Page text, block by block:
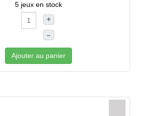
5 jeux en stock
+
–
Ajouter au panier